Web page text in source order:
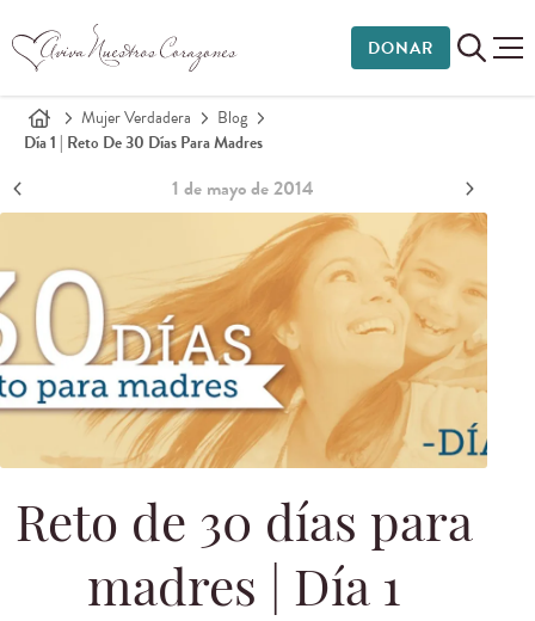
DONAR
Mujer Verdadera
Blog
Día 1 | Reto De 30 Días Para Madres
1 de mayo de 2014
Reto de 30 días para
madres | Día 1